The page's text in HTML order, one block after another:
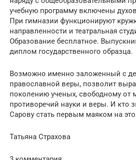
учебную программу включены
При гимназии функционируют
направленности и театральная
Образование бесплатное.
диплом государственного образца.
Возможно именно заложенный с
православной веры, позволит
поколению ученых, свободному от
противоречий науки и веры. И кто
Сарову стать первым маяком на
Татьяна Страхова